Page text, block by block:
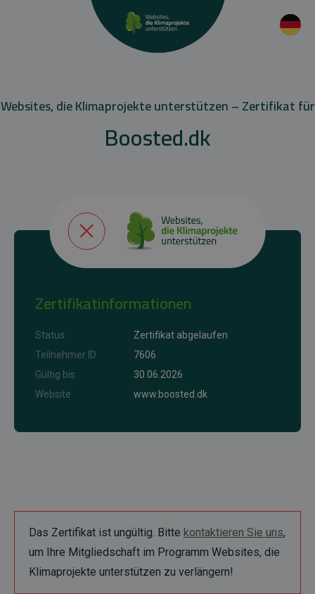
Websites, die Klimaprojekte unterstützen – Zertifikat für
Boosted.dk
Zertifikatinformationen
Status
Zertifikat abgelaufen
Teilnehmer ID
7606
Gültig bis
30.06.2026
Website
www.boosted.dk
Das Zertifikat ist ungültig. Bitte kontaktieren Sie uns,
um Ihre Mitgliedschaft im Programm Websites, die
Klimaprojekte unterstützen zu verlängern!